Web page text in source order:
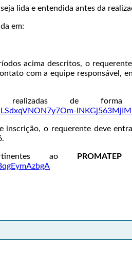
lida e entendida antes da
em:
acima descritos, o
com a equipe responsável,
de forma
inscrição, o requerente deve
ao PROMATEP